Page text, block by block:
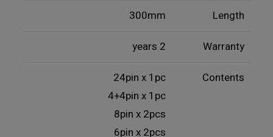
Length
300mm
Warranty
2 years
Contents
24pin x 1pc
4+4pin x 1pc
8pin x 2pcs
6pin x 2pcs